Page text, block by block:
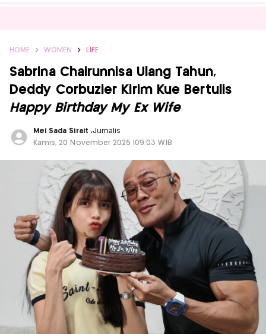
HOME WOMEN LIFE
Sabrina Chairunnisa Ulang Tahun,
Deddy Corbuzier Kirim Kue Bertulis
Happy Birthday My Ex Wife
Mei Sada Sirait ,Jurnalis
Kamis, 20 November 2025 |09:03 WIB